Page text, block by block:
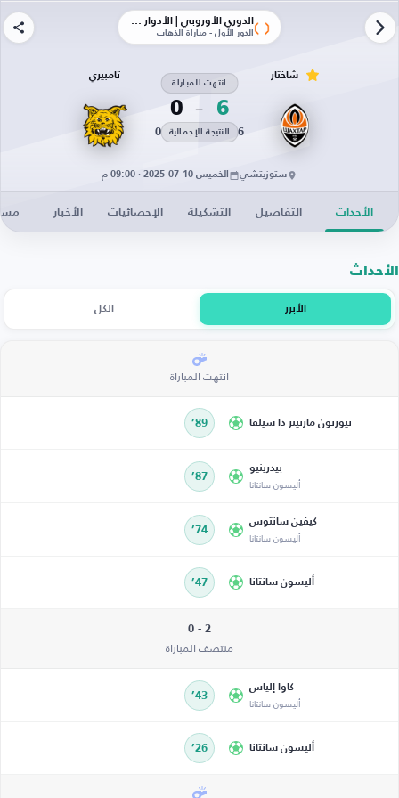
الدوري الأوروبي | الأدوار الإقصائية
الدور الأول - مباراة الذهاب
شاختار
6
انتهت المباراة
0
6 النتيجة الإجمالية 0
تامبيري
ستوزيتشي الخميس 10-07-2025 · 09:00 م
الأحداث التفاصيل التشكيلة الإحصائيات الأخبار
الأحداث
الأبرز الكل
انتهت المباراة
نيورتون مارتينز دا سيلفا 89’
بيدرينيو
أليسون سانتانا 87’
كيفين سانتوس
أليسون سانتانا 74’
أليسون سانتانا 47’
2 - 0
منتصف المباراة
كاوا إلياس
أليسون سانتانا 43’
أليسون سانتانا 26’